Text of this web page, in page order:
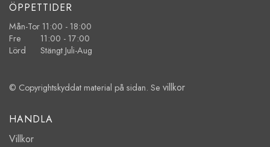
ÖPPETTIDER
Mån-Tor 11:00 - 18:00
Fre 11:00 - 17:00
Lörd Stängt Juli-Aug
© Copyrightskyddat material på sidan. Se villkor
HANDLA
Villkor